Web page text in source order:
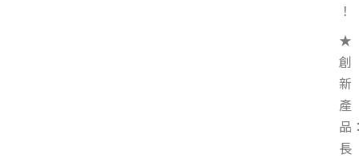
！
★
創
新
產
品
長